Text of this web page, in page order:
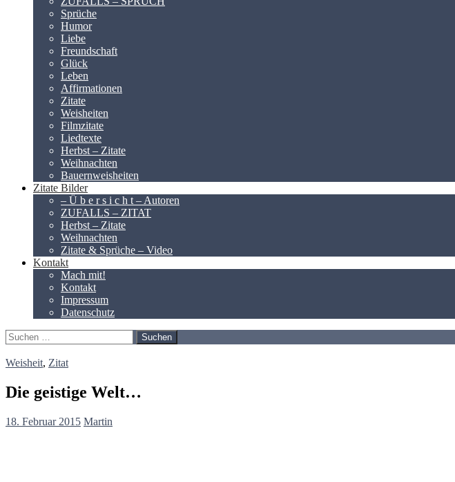
Sprüche
Humor
Liebe
Freundschaft
Glück
Leben
Affirmationen
Zitate
Weisheiten
Filmzitate
Liedtexte
Herbst – Zitate
Weihnachten
Bauernweisheiten
Zitate Bilder
– Ü b e r s i c h t – Autoren
ZUFALLS – ZITAT
Herbst – Zitate
Weihnachten
Zitate & Sprüche – Video
Kontakt
Mach mit!
Kontakt
Impressum
Datenschutz
Suchen
nach:
Weisheit, Zitat
Die geistige Welt…
18. Februar 2015 Martin